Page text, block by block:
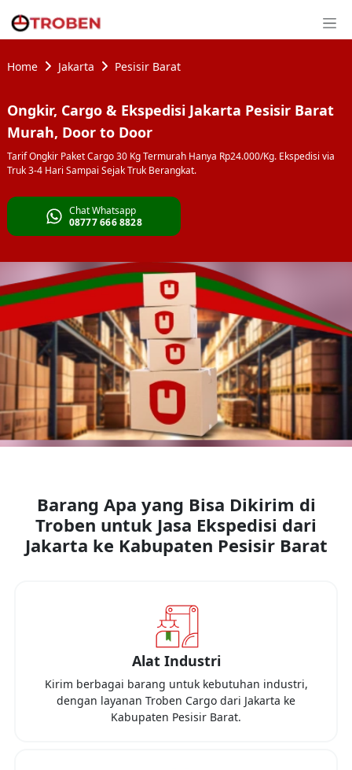
Home Jakarta Pesisir Barat
Ongkir, Cargo & Ekspedisi Jakarta Pesisir Barat
Murah, Door to Door
Tarif Ongkir Paket Cargo 30 Kg Termurah Hanya Rp24.000/Kg. Ekspedisi via
Truk 3-4 Hari Sampai Sejak Truk Berangkat.
Chat Whatsapp
08777 666 8828
Barang Apa yang Bisa Dikirim di
Troben untuk Jasa Ekspedisi dari
Jakarta ke Kabupaten Pesisir Barat
Alat Industri
Kirim berbagai barang untuk kebutuhan industri,
dengan layanan Troben Cargo dari Jakarta ke
Kabupaten Pesisir Barat.